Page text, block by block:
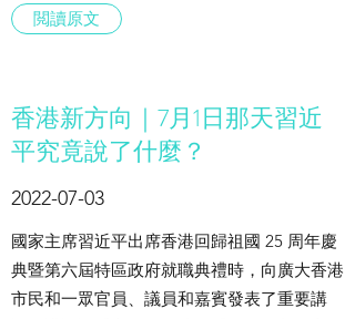
閲讀原文
香港新方向｜7月1日那天習近
平究竟說了什麼？
2022-07-03
國家主席習近平出席香港回歸祖國 25 周年慶
典暨第六屆特區政府就職典禮時，向廣大香港
市民和一眾官員、議員和嘉賓發表了重要講